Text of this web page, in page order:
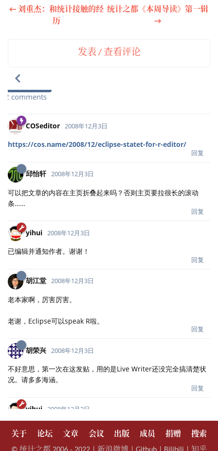
← 刘重杰：和统计接触的经
历
统计之都《本周导读》第一辑
→
发表 / 查看评论
关于 论坛 文章 会议 出版 成员 捐赠
搜索